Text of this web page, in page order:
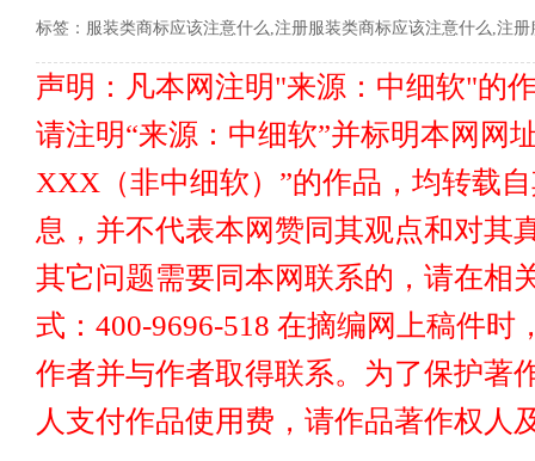
标签： 服装类商标应该注意什么,注册服装类商标应该注意什么,注册
声明：凡本网注明"来源：中细软"的
请注明“来源：中细软”并标明本网网
XXX（非中细软）”的作品，均转载
息，并不代表本网赞同其观点和对其
其它问题需要同本网联系的，请在相
式：400-9696-518 在摘编网上稿件
作者并与作者取得联系。为了保护著
人支付作品使用费，请作品著作权人